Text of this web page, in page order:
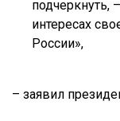
подчеркнуть,
интересах
России»,
– заявил